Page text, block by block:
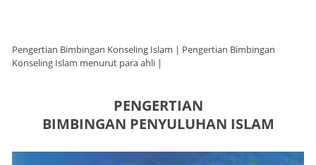
Pengertian Bimbingan Konseling Islam | Pengertian Bimbingan
Konseling Islam menurut para ahli |
PENGERTIAN
BIMBINGAN PENYULUHAN ISLAM